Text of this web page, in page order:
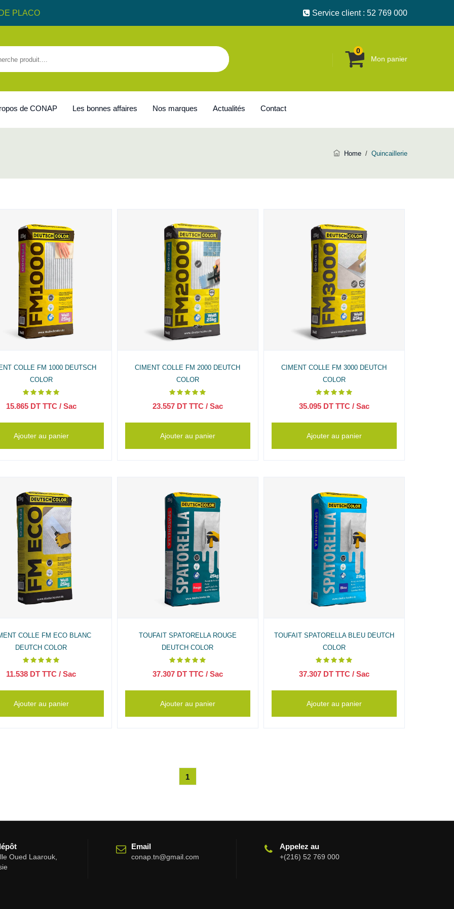
PLACO Service client : 52 769 000
0
Mon panier
de CONAP Les bonnes affaires Nos marques Actualités Contact
Home / Quincaillerie
COLLE FM 1000 DEUTSCH
COLOR
15.865 DT TTC/ Sac
Ajouter au panier
CIMENT COLLE FM 2000 DEUTCH
COLOR
23.557 DT TTC/ Sac
Ajouter au panier
CIMENT COLLE FM 3000 DEUTCH
COLOR
35.095 DT TTC/ Sac
Ajouter au panier
COLLE FM ECO BLANC
DEUTCH COLOR
11.538 DT TTC / Sac
Ajouter au panier
TOUFAIT SPATORELLA ROUGE
DEUTCH COLOR
37.307 DT TTC/ Sac
Ajouter au panier
TOUFAIT SPATORELLA BLEU DEUTCH
COLOR
37.307 DT TTC/ Sac
Ajouter au panier
1
Oued Laarouk,
Email
conap.tn@gmail.com
Appelez au
+(216) 52 769 000